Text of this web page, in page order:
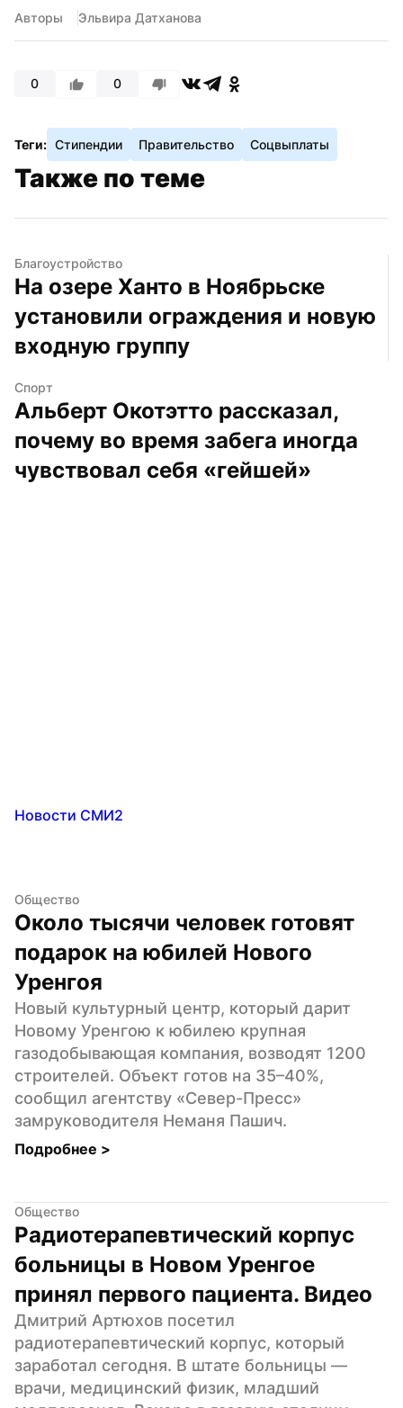
Авторы Эльвира Датханова
0 0
Теги: Стипендии Правительство Соцвыплаты
Также по теме
Благоустройство
На озере Ханто в Ноябрьске
установили ограждения и новую
входную группу
Спорт
Альберт Окотэтто рассказал,
почему во время забега иногда
чувствовал себя «гейшей»
Новости СМИ2
Общество
Около тысячи человек готовят
подарок на юбилей Нового
Уренгоя
Новый культурный центр, который дарит
Новому Уренгою к юбилею крупная
газодобывающая компания, возводят 1200
строителей. Объект готов на 35–40%,
сообщил агентству «Север-Пресс»
замруководителя Неманя Пашич.
Подробнее >
Общество
Радиотерапевтический корпус
больницы в Новом Уренгое
принял первого пациента. Видео
Дмитрий Артюхов посетил
радиотерапевтический корпус, который
заработал сегодня. В штате больницы —
врачи, медицинский физик, младший